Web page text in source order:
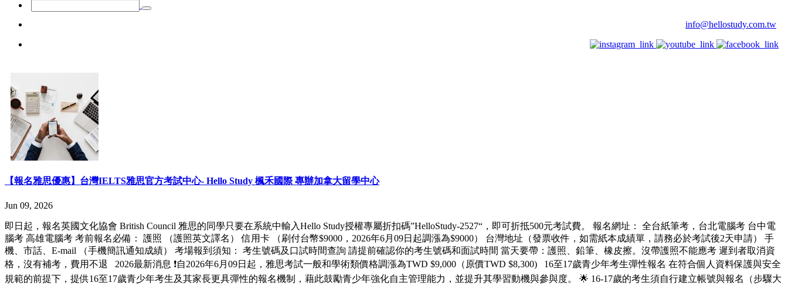
info@hellostudy.com.tw
【報名雅思優惠】台灣IELTS雅思官方考試中心- Hello Study 楓禾國際 專辦加拿大留學中心
Jun 09, 2026
即日起，報名英國文化協會 British Council 雅思的同學只要在系統中輸入Hello Study授權專屬折扣碼”HelloStudy-2527“，即可折抵500元考試費。 報名網址： 全台紙筆考，台北電腦考 台中電
腦考 高雄電腦考 考前報名必備： 護照 （護照英文譯名） 信用卡 （刷付台幣$9000，2026年6月09日起調漲為$9000） 台灣地址（發票收件，如需紙本成績單，請務必於考試後2天申請） 手
機、市話、E-mail （手機簡訊通知成績） 考場報到須知： 考生號碼及口試時間查詢 請提前確認你的考生號碼和面試時間 當天要帶：護照、鉛筆、橡皮擦。沒帶護照不能應考 遲到者取消資
格，沒有補考，費用不退 2026最新消息 ❗️自2026年6月09日起，雅思考試一般和學術類價格調漲為TWD $9,000（原價TWD $8,300) 16至17歲青少年考生彈性報名 在符合個人資料保護與安全
規範的前提下，提供16至17歲青少年考生及其家長更具彈性的報名機制，藉此鼓勵青少年強化自主管理能力，並提升其學習動機與參與度。 🌟 16-17歲的考生須自行建立帳號與報名（步驟大